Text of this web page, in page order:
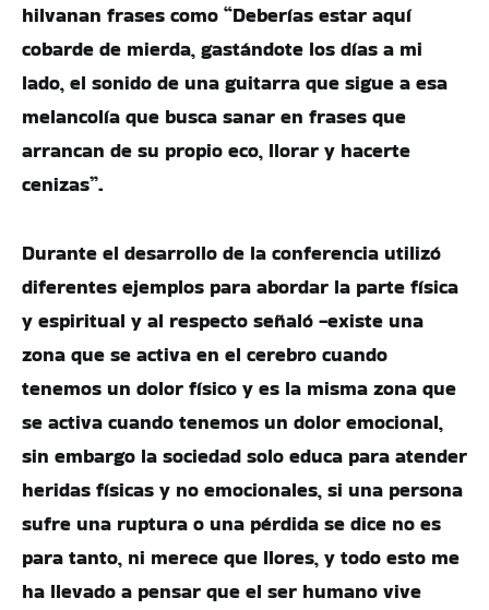
hilvanan frases como “Deberías estar aquí
cobarde de mierda, gastándote los días a mi
lado, el sonido de una guitarra que sigue a esa
melancolía que busca sanar en frases que
arrancan de su propio eco, llorar y hacerte
cenizas”.
Durante el desarrollo de la conferencia utilizó
diferentes ejemplos para abordar la parte física
y espiritual y al respecto señaló -existe una
zona que se activa en el cerebro cuando
tenemos un dolor físico y es la misma zona que
se activa cuando tenemos un dolor emocional,
sin embargo la sociedad solo educa para atender
heridas físicas y no emocionales, si una persona
sufre una ruptura o una pérdida se dice no es
para tanto, ni merece que llores, y todo esto me
ha llevado a pensar que el ser humano vive